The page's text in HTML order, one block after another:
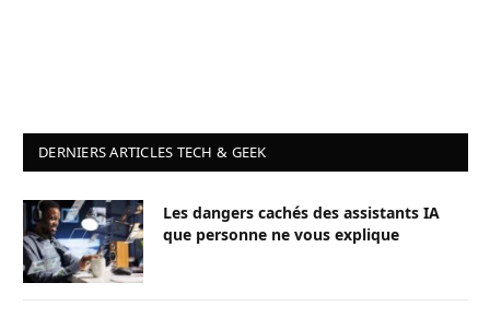
DERNIERS ARTICLES TECH & GEEK
Les dangers cachés des assistants IA
que personne ne vous explique